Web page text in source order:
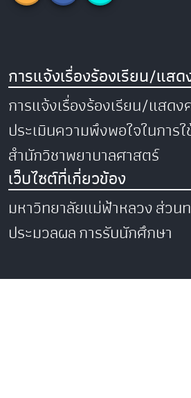
การแจ้งเรื่องร้องเรียน/แส
การแจ้งเรื่องร้องเรียน/แสด
ประเมินความพึงพอใจในการ
สำนักวิชาพยาบาลศาสตร์
เว็บไซต์ที่เกี่ยวข้อง
มหาวิทยาลัยแม่ฟ้าหลวงส่วน
ประมวลผลการรับนักศึกษา